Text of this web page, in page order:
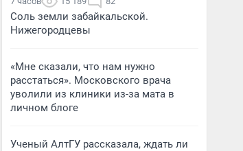
Соль земли забайкальской.
Нижегородцевы
«Мне сказали, что нам нужно
расстаться». Московского врача
уволили из клиники из-за мата в
личном блоге
Ученый АлтГУ рассказала, ждать ли